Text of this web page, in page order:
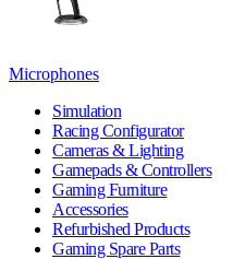
Microphones
Simulation
Racing Configurator
Cameras & Lighting
Gamepads & Controllers
Gaming Furniture
Accessories
Refurbished Products
Gaming Spare Parts